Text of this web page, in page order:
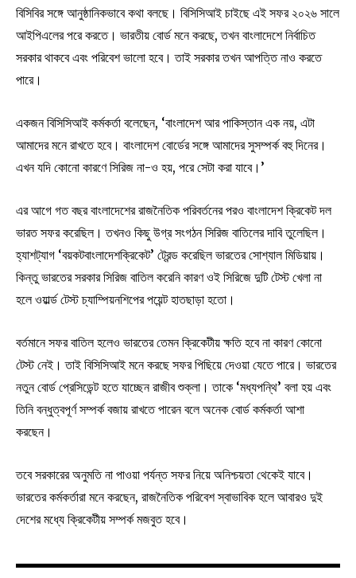
বিসিবির সঙ্গে আনুষ্ঠানিকভাবে কথা বলছে। বিসিসিআই চাইছে এই সফর ২০২৬ সালে
আইপিএলের পরে করতে। ভারতীয় বোর্ড মনে করছে, তখন বাংলাদেশে নির্বাচিত
সরকার থাকবে এবং পরিবেশ ভালো হবে। তাই সরকার তখন আপত্তি নাও করতে
পারে।
একজন বিসিসিআই কর্মকর্তা বলেছেন, ‘বাংলাদেশ আর পাকিস্তান এক নয়, এটা
আমাদের মনে রাখতে হবে। বাংলাদেশ বোর্ডের সঙ্গে আমাদের সুসম্পর্ক বহু দিনের।
এখন যদি কোনো কারণে সিরিজ না-ও হয়, পরে সেটা করা যাবে।’
এর আগে গত বছর বাংলাদেশের রাজনৈতিক পরিবর্তনের পরও বাংলাদেশ ক্রিকেট দল
ভারত সফর করেছিল। তখনও কিছু উগ্র সংগঠন সিরিজ বাতিলের দাবি তুলেছিল।
হ্যাশট্যাগ ‘বয়কটবাংলাদেশক্রিকেট’ ট্রেন্ড করেছিল ভারতের সোশ্যাল মিডিয়ায়।
কিন্তু ভারতের সরকার সিরিজ বাতিল করেনি কারণ ওই সিরিজে দুটি টেস্ট খেলা না
হলে ওয়ার্ল্ড টেস্ট চ্যাম্পিয়নশিপের পয়েন্ট হাতছাড়া হতো।
বর্তমানে সফর বাতিল হলেও ভারতের তেমন ক্রিকেটীয় ক্ষতি হবে না কারণ কোনো
টেস্ট নেই। তাই বিসিসিআই মনে করছে সফর পিছিয়ে দেওয়া যেতে পারে। ভারতের
নতুন বোর্ড প্রেসিডেন্ট হতে যাচ্ছেন রাজীব শুক্লা। তাকে ‘মধ্যপন্থি’ বলা হয় এবং
তিনি বন্ধুত্বপূর্ণ সম্পর্ক বজায় রাখতে পারেন বলে অনেক বোর্ড কর্মকর্তা আশা
করছেন।
তবে সরকারের অনুমতি না পাওয়া পর্যন্ত সফর নিয়ে অনিশ্চয়তা থেকেই যাবে।
ভারতের কর্মকর্তারা মনে করছেন, রাজনৈতিক পরিবেশ স্বাভাবিক হলে আবারও দুই
দেশের মধ্যে ক্রিকেটীয় সম্পর্ক মজবুত হবে।